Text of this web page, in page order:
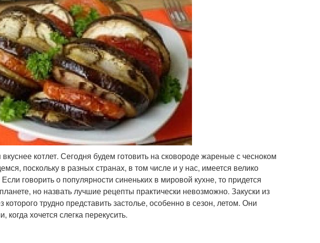
котлет. Сегодня будем готовить на сковороде жареные с чесноком
поскольку в разных странах, в том числе и у нас, имеется велико
говорить о популярности синеньких в мировой кухне, то придется
но назвать лучшие рецепты практически невозможно. Закуски из
трудно представить застолье, особенно в сезон, летом. Они
хочется слегка перекусить.